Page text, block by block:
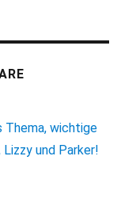
Thema, wichtige
und Parker!